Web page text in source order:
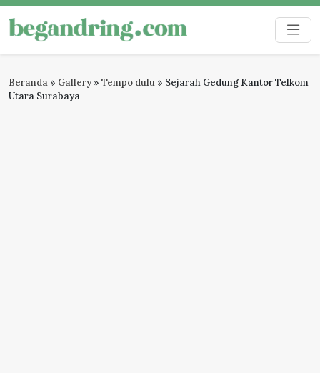
Skip
to
content
Begandring
Menjaga ingatan untuk masa depan
Beranda » Gallery» Tempo dulu » Sejarah Gedung Kantor Telkom
Utara Surabaya